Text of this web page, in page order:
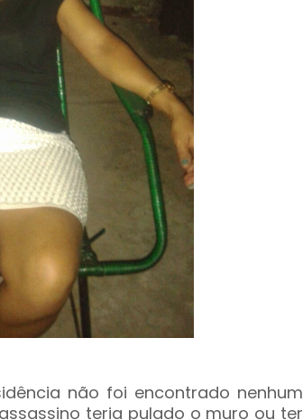
não foi encontrado nenhum
teria pulado o muro ou ter